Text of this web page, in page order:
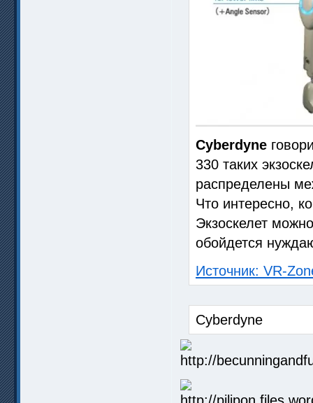
Cyberdyne
330 таких
распределены
Что интересно,
Экзоскелет
обойдется
Источник: VR-
Cyberdyne